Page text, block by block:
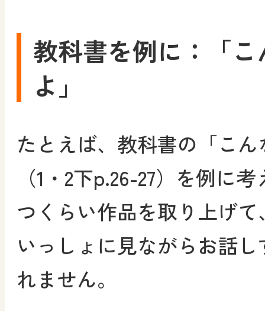
教科書を例に：「
よ」
たとえば、教科書の「こ
（1・2下p.26-27）を例に
つくらい作品を取り上げ
いっしょに見ながらお話
れません。